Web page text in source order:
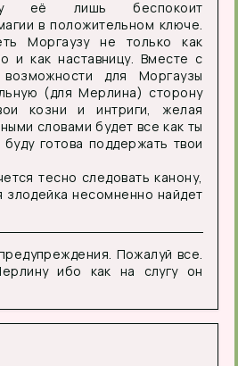
её лишь беспокоит
в положительном ключе.
Моргаузу не только как
и как наставницу. Вместе с
для Моргаузы
(для Мерлина) сторону
козни и интриги, желая
словами будет все как ты
готова поддержать твои
тесно следовать канону,
злодейка несомненно найдет
Пожалуй все.
ибо как на слугу он